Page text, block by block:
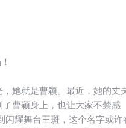
她就是曹颖。最近，她的丈
曹颖身上，也让大家不禁感
闪耀舞台王斑，这个名字或许